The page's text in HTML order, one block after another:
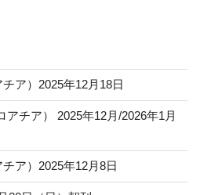
チア）2025年12月18日
アチア） 2025年12月/2026年1月
チア）2025年12月8日